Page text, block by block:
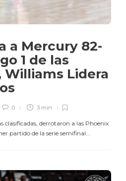
a Mercury 82-
1 de las
Williams Lidera
0 3 min
clasificadas, derrotaron a las Phoenix
partido de la serie semifinal...